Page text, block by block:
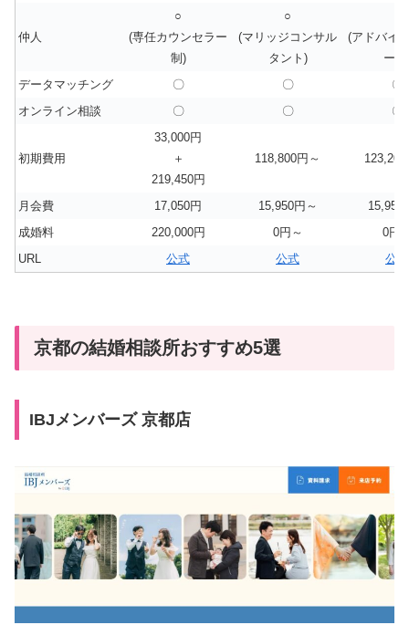
仲人
○
(専任カウンセラー
制)
○
(マリッジコンサル
タント)
(アドバイ
ート
データマッチング
〇 〇
〇
オンライン相談
〇 〇 〇
初期費用
33,000円
＋
219,450円
118,800円～
月会費 17,050円 15,950円～
15,950
成婚料
220,000円 0円～
0円
URL
公式 公式 公式
京都の結婚相談所おすすめ5選
IBJメンバーズ 京都店